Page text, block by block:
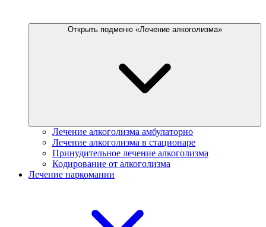
Открыть подменю «Лечение алкоголизма»
Лечение алкоголизма амбулаторно
Лечение алкоголизма в стационаре
Принудительное лечение алкоголизма
Кодирование от алкоголизма
Лечение наркомании